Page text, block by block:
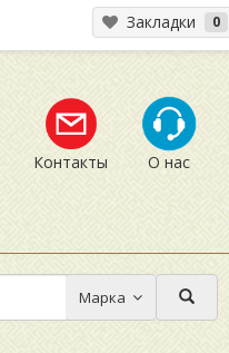
Закладки 0
Контакты О нас
Марка